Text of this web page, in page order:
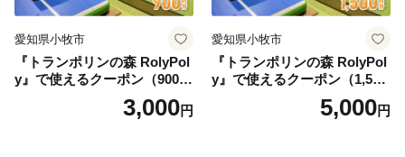
愛知県小牧市
『トランポリンの森 RolyPol
y』で使えるクーポン（900
3,000円
愛知県小牧市
『トランポリンの森 RolyPol
y』で使えるクーポン（1,500
5,000円